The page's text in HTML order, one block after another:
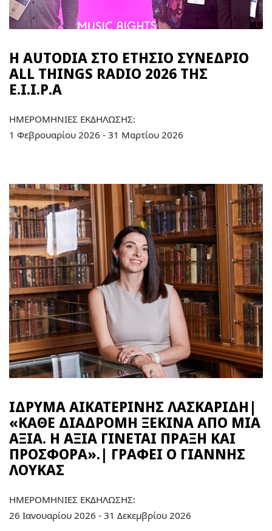
Η AUTODIA ΣΤΟ ΕΤΗΣΙΟ ΣΥΝΕΔΡΙΟ
ALL THINGS RADIO 2026 ΤΗΣ
Ε.Ι.Ι.Ρ.Α
ΗΜΕΡΟΜΗΝΙΕΣ ΕΚΔΗΛΩΣΗΣ:
1 Φεβρουαρίου 2026 - 31 Μαρτίου 2026
ΙΔΡΥΜΑ ΑΙΚΑΤΕΡΙΝΗΣ ΛΑΣΚΑΡΙΔΗ|
«ΚΑΘΕ ΔΙΑΔΡΟΜΗ ΞΕΚΙΝΑ ΑΠΟ ΜΙΑ
ΑΞΙΑ. Η ΑΞΙΑ ΓΙΝΕΤΑΙ ΠΡΑΞΗ ΚΑΙ
ΠΡΟΣΦΟΡΑ».| ΓΡΑΦΕΙ Ο ΓΙΑΝΝΗΣ
ΛΟΥΚΑΣ
ΗΜΕΡΟΜΗΝΙΕΣ ΕΚΔΗΛΩΣΗΣ:
26 Ιανουαρίου 2026 - 31 Δεκεμβρίου 2026